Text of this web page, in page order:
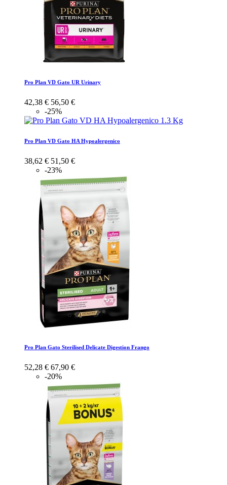
Pro Plan VD Gato UR Urinary
42,38 € 56,50 €
-25%
Pro Plan VD Gato HA Hypoalergenico
38,62 € 51,50 €
-23%
Pro Plan Gato Sterilised Delicate Digestion Frango
52,28 € 67,90 €
-20%